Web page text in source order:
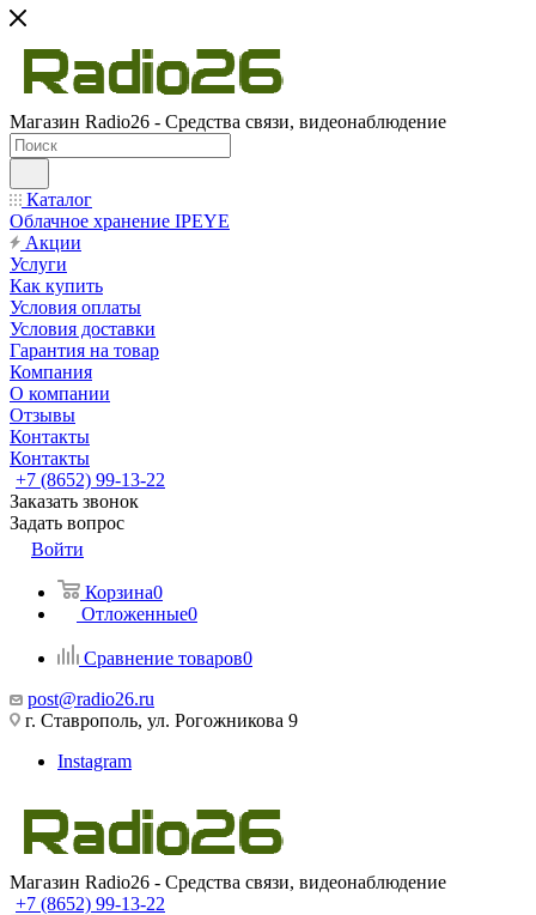
Магазин Radio26 - Средства связи, видеонаблюдение
Каталог
Облачное хранение IPEYE
Акции
Услуги
Как купить
Условия оплаты
Условия доставки
Гарантия на товар
Компания
О компании
Отзывы
Контакты
Контакты
+7 (8652) 99-13-22
Заказать звонок
Задать вопрос
Войти
Корзина0
Отложенные0
Сравнение товаров0
post@radio26.ru
г. Ставрополь, ул. Рогожникова 9
Instagram
Магазин Radio26 - Средства связи, видеонаблюдение
+7 (8652) 99-13-22